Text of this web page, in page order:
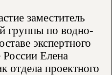
заместитель
группы по водно-
экспертного
Елена
отдела проектного